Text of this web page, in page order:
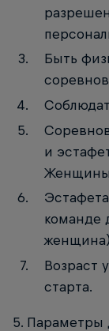
Быть
и
Женщины
команде
Возраст
старта.
5. Параметры